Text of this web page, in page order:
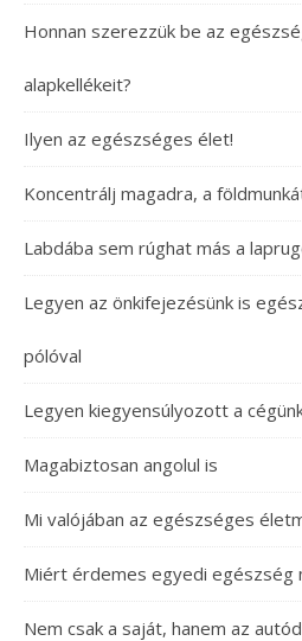
Honnan szerezzük be az
alapkellékeit?
Ilyen az egészséges élet!
Koncentrálj magadra, a
Labdába sem rúghat más a
Legyen az önkifejezésünk is
pólóval
Legyen kiegyensúlyozott a
Magabiztosan angolul is
Mi valójában az egészséges
Miért érdemes egyedi egészség
Nem csak a saját, hanem az